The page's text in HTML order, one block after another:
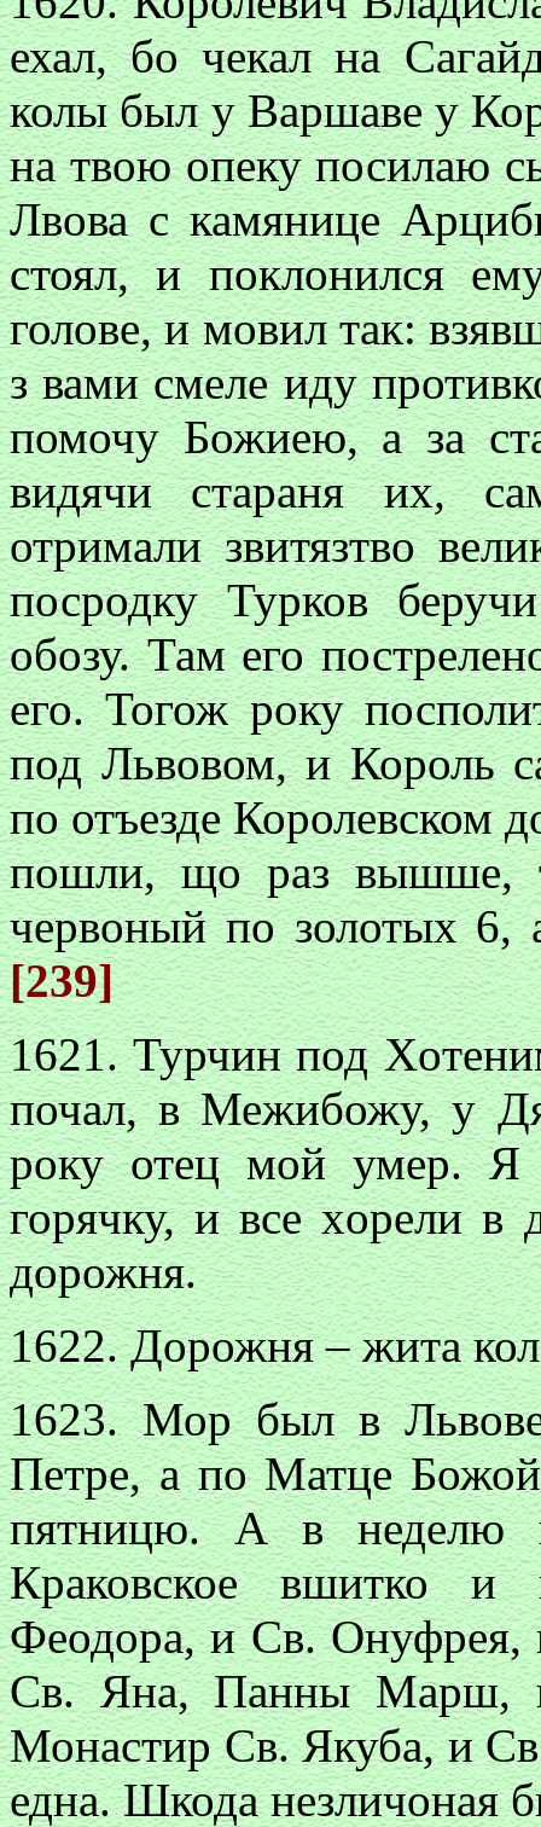
ехал, бо чекал на
колы был у Варшаве у
на твою опеку посилаю
Лвова с камянице
стоял, и поклонился
голове, и мовил так:
з вами смеле иду
помочу Божиею, а за
видячи стараня их,
отримали звитязтво
посродку Турков
обозу. Там его
его. Тогож року
под Львовом, и Король
по отъезде Королевском
пошли, що раз вышше,
червоный по золотых 6,
[239]
1621. Турчин под
почал, в Межибожу, у
року отец мой умер. Я
горячку, и все xopели
дорожня.
1622. Дорожня – жита
1623. Мор был в
Петре, а по Матце
пятницю. А в неделю
Краковское вшитко и
Феодора, и Св. Онуфрея,
Св. Яна, Панны Марш,
Монастир Св. Якуба, и
една. Шкода незличоная